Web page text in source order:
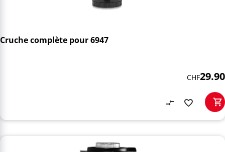
Cruche complète pour 6947
CHF29.90